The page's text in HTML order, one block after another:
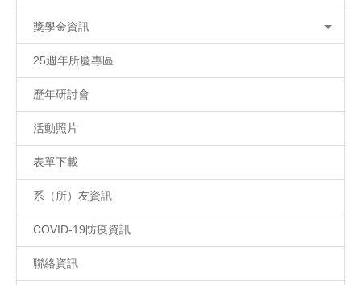
獎學金資訊
25週年所慶專區
歷年研討會
活動照片
表單下載
系（所）友資訊
COVID-19防疫資訊
聯絡資訊